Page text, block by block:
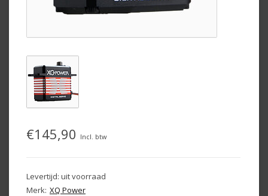
€145,90 Incl. btw
Levertijd: uit voorraad
Merk: XQ Power